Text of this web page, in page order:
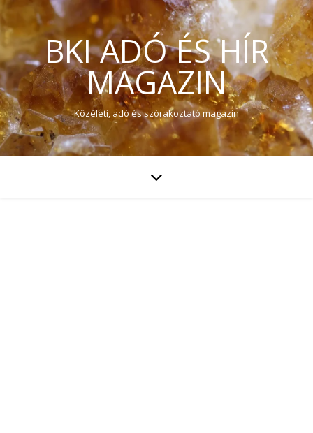
BKI ADÓ ÉS HÍR
MAGAZIN
Közéleti, adó és szórakoztató magazin